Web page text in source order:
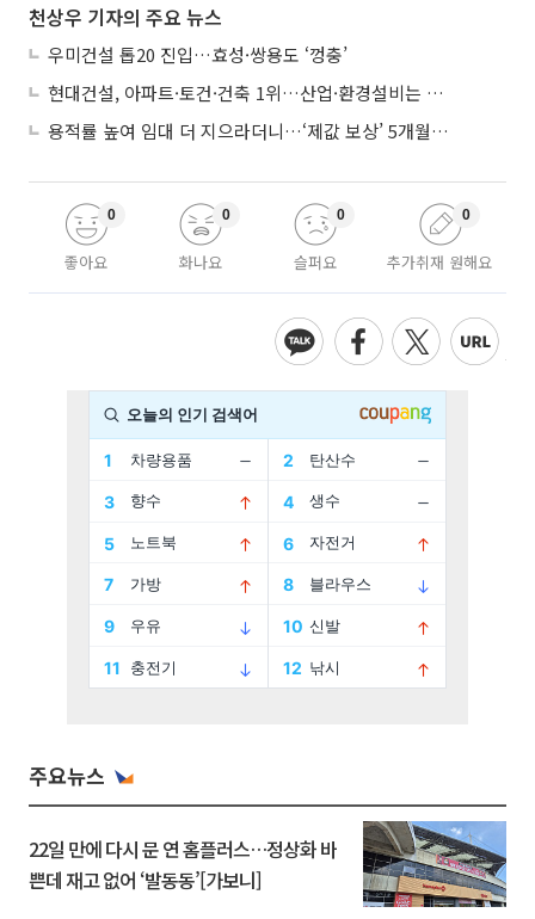
천상우 기자의 주요 뉴스
우미건설 톱20 진입…효성·쌍용도 ‘껑충’
현대건설, 아파트·토건·건축 1위…산업·환경설비는 삼성E&A
용적률 높여 임대 더 지으라더니…‘제값 보상’ 5개월째 국회에 발목
좋아요
0
화나요
0
슬퍼요
0
추가취재 원해요
0
주요뉴스
22일 만에 다시 문 연 홈플러스…정상화 바
쁜데 재고 없어 ‘발동동’[가보니]